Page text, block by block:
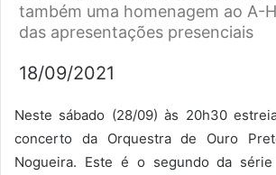
também uma homenagem ao A-
das apresentações presenciais
18/09/2021
Neste sábado (28/09) às 20h30
concerto da Orquestra de Ouro
Nogueira. Este é o segundo da série